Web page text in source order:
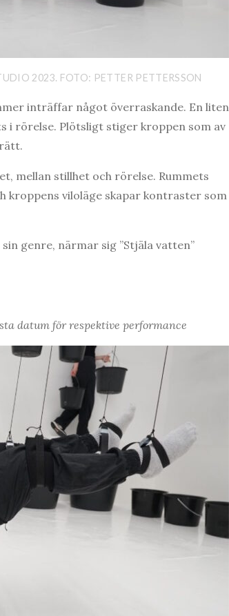
2023. FOTO: PETTER PETTERSSON
inträffar något överraskande. En liten
i rörelse. Plötsligt stiger kroppen som av
mellan stillhet och rörelse. Rummets
kroppens viloläge skapar kontraster som
genre, närmar sig ”Stjäla vatten”
datum för respektive performance